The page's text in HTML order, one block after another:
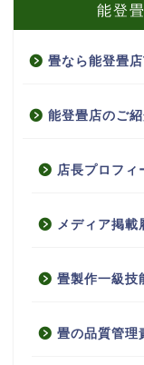
能登
畳なら能登畳
能登畳店のご
店長プロフィ
メディア掲載
畳製作一級技
畳の品質管理